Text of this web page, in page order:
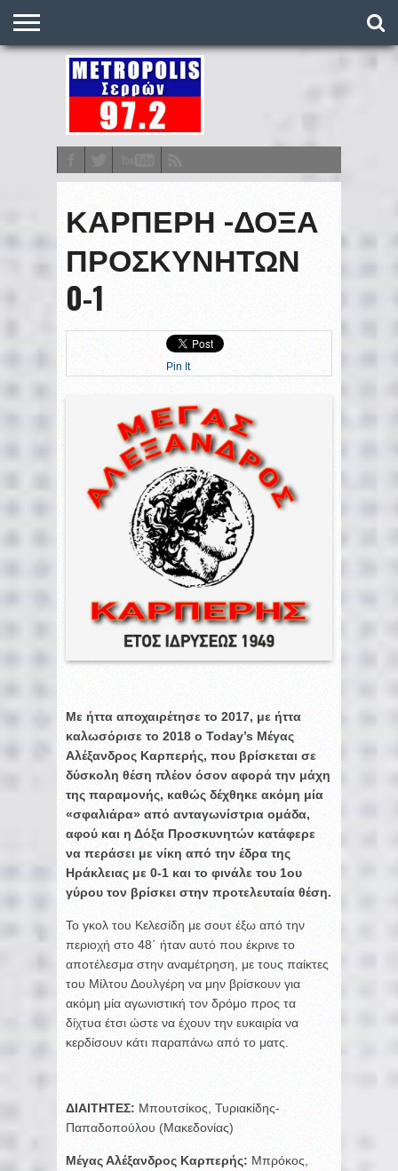
ΣΤΑΘΜΌΣ
METRONEWS
ΠΟΔΌΣΦΑΙΡΟ
ΒΑΘΜΟΛΟΓΊΕΣ
ΠΡΟΓΡΆΜΜΑΤΑ
ΣΤΟΊΧΗΜΑ
ΕΠΙΚΟΙΝΩΝΊΑ
ΚΑΡΠΕΡΗ -ΔΟΞΑ
ΠΡΟΣΚΥΝΗΤΩΝ
0-1
Pin It
Με ήττα αποχαιρέτησε το 2017, με ήττα
καλωσόρισε το 2018 ο Today’s Μέγας
Αλέξανδρος Καρπερής, που βρίσκεται σε
δύσκολη θέση πλέον όσον αφορά την μάχη
της παραμονής, καθώς δέχθηκε ακόμη μία
«σφαλιάρα» από ανταγωνίστρια ομάδα,
αφού και η Δόξα Προσκυνητών κατάφερε
να περάσει με νίκη από την έδρα της
Ηράκλειας με 0-1 και το φινάλε του 1ου
γύρου τον βρίσκει στην προτελευταία θέση.
Το γκολ του Κελεσίδη με σουτ έξω από την
περιοχή στο 48΄ ήταν αυτό που έκρινε το
αποτέλεσμα στην αναμέτρηση, με τους παίκτες
του Μίλτου Δουλγέρη να μην βρίσκουν για
ακόμη μία αγωνιστική τον δρόμο προς τα
δίχτυα έτσι ώστε να έχουν την ευκαιρία να
κερδίσουν κάτι παραπάνω από το ματς.
ΔΙΑΙΤΗΤΕΣ: Μπουτσίκος, Τυριακίδης-
Παπαδοπούλου (Μακεδονίας)
Μέγας Αλέξανδρος Καρπερής: Μπρόκος,